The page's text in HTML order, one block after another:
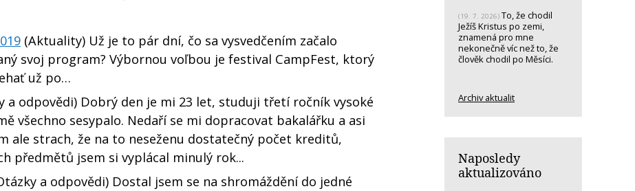
(Aktuality) Už je to pár dní, čo sa vysvedčením začalo
svoj program? Výbornou voľbou je festival CampFest, ktorý
už po…
a odpovědi) Dobrý den je mi 23 let, studuji třetí ročník vysoké
všechno sesypalo. Nedaří se mi dopracovat bakalářku a asi
ale strach, že na to neseženu dostatečný počet kreditů,
předmětů jsem si vyplácal minulý rok...
a odpovědi) Dostal jsem se na shromáždění do jedné
(19. 7. 2026) To, že chodil
Ježíš Kristus po zemi,
znamená pro mne
nekonečně víc než to, že
člověk chodil po Měsíci.
Archiv aktualit
Naposledy
aktualizováno